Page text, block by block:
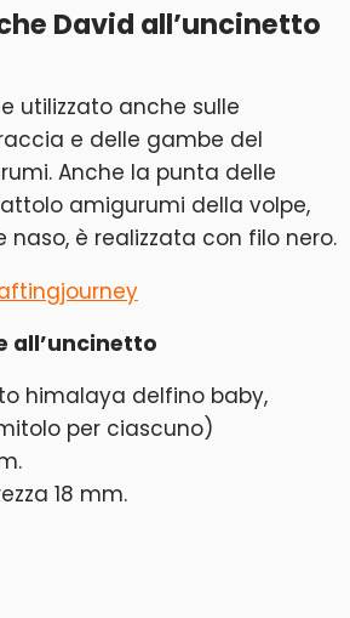
David all’uncinetto
utilizzato anche sulle
e delle gambe del
Anche la punta delle
amigurumi della volpe,
è realizzata con filo nero.
all’uncinetto
himalaya delfino baby,
per ciascuno)
18 mm.